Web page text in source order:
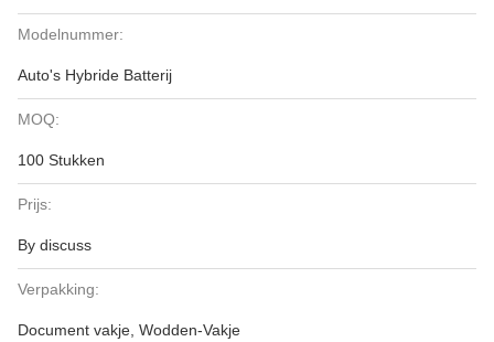
Modelnummer:
Auto's Hybride Batterij
MOQ:
100 Stukken
Prijs:
By discuss
Verpakking:
Document vakje, Wodden-Vakje